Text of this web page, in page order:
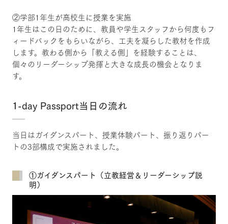
②学部1年生が高校生に授業を実施
1年生はこの日のために、教員や学生スタッフから何度もフ
ィードバックをもらいながら、工夫を凝らした教材を作成
します。教わる側から「教える側」を経験することは、
個々のリーダーシップ発揮と大きな成長の機会となりま
す。
1-day Passport当日の流れ
当日はガイダンスパート、授業体験パート、振り返りパー
トの3部構成で実施されました。
①ガイダンスパート（立教経営＆リーダーシップ説
明）